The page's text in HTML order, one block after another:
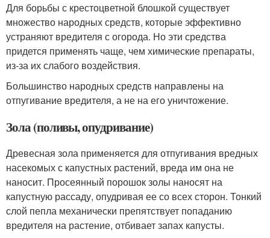
Для борьбы с крестоцветной блошкой существует
множество народных средств, которые эффективно
устраняют вредителя с огорода. Но эти средства
придется применять чаще, чем химические препараты,
из-за их слабого воздействия.
Большинство народных средств направлены на
отпугивание вредителя, а не на его уничтожение.
Зола (поливы, опудривание)
Древесная зола применяется для отпугивания вредных
насекомых с капустных растений, вреда им она не
наносит. Просеянный порошок золы наносят на
капустную рассаду, опудривая ее со всех сторон. Тонкий
слой пепла механически препятствует попаданию
вредителя на растение, отбивает запах капусты.